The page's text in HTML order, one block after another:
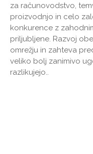
za računovodstvo,
proizvodnjo in celo
konkurence z
priljubljene. Razvoj
omrežju in zahteva
veliko bolj zanimivo
razlikujejo..